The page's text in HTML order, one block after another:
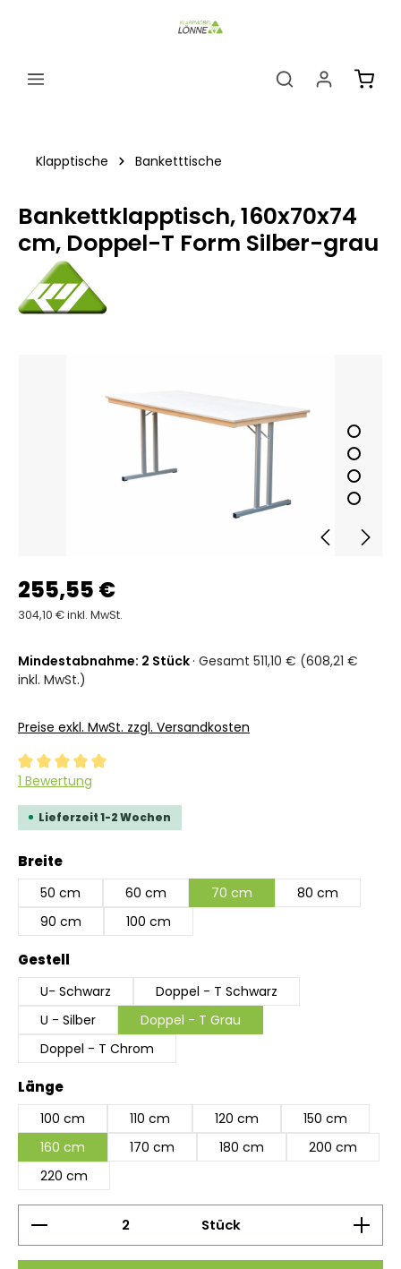
Klapptische Banketttische
Bankettklapptisch, 160x70x74
cm, Doppel-T Form Silber-grau
255,55 €
304,10 € inkl. MwSt.
Mindestabnahme: 2 Stück · Gesamt 511,10 € (608,21 €
inkl. MwSt.)
Preise exkl. MwSt. zzgl. Versandkosten
Durchschnittliche Bewertung von 5 von 5 Sternen
1 Bewertung
Lieferzeit 1-2 Wochen
Breiteauswählen
50 cm 60 cm 70 cm
80 cm
90 cm
100 cm
Gestell
U- Schwarz
Doppel - T Schwarz
U - Silber
Doppel - T Grau
Doppel - T Chrom
Längeauswählen
100 cm 110 cm 120 cm
150 cm
160 cm
170 cm 180 cm
200 cm
220 cm
Produkt Anzahl: Gib den gewünschten Wert
Stück